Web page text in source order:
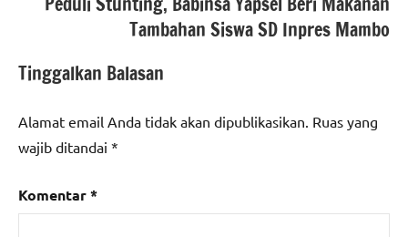
Tambahan Siswa SD Inpres Mambo
Tinggalkan Balasan
Alamat email Anda tidak akan dipublikasikan. Ruas yang
wajib ditandai *
Komentar*